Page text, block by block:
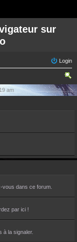
sur
Login
ear
am
vous dans ce forum.
par ici !
à la signaler.